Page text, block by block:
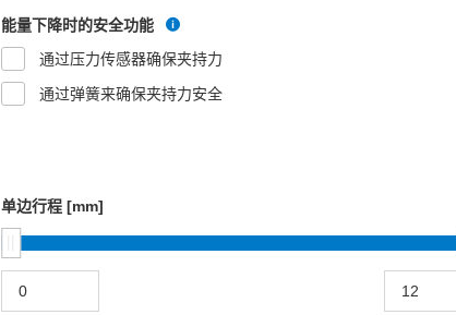
能量下降时的安全功能
通过压力传感器确保夹持力
通过弹簧来确保夹持力安全
单边行程 [mm]